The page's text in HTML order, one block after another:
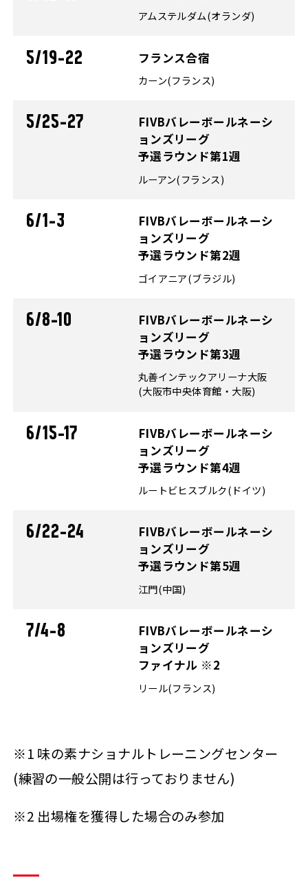
アムステルダム(オランダ)
5/19-22 フランス合宿
カーン(フランス)
5/25-27
FIVBバレーボールネーシ
ョンズリーグ
予選ラウンド第1週
ルーアン(フランス)
6/1-3
FIVBバレーボールネーシ
ョンズリーグ
予選ラウンド第2週
ゴイアニア(ブラジル)
6/8-10
FIVBバレーボールネーシ
ョンズリーグ
予選ラウンド第3週
丸善インテックアリーナ大阪
(大阪市中央体育館・大阪)
6/15-17
FIVBバレーボールネーシ
ョンズリーグ
予選ラウンド第4週
ルートビヒスブルク(ドイツ)
6/22-24
FIVBバレーボールネーシ
ョンズリーグ
予選ラウンド第5週
江門(中国)
7/4-8
FIVBバレーボールネーシ
ョンズリーグ
ファイナル ※2
リール(フランス)
※1 味の素ナショナルトレーニングセンター
(練習の一般公開は行っておりません)
※2 出場権を獲得した場合のみ参加